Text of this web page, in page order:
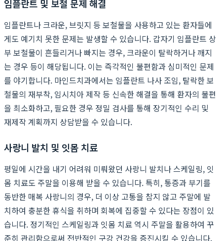
임플란트 및 보철 문제 해결
임플란트나 크라운, 브릿지 등 보철물을 사용하고 있는 환자들에
게도 예기치 못한 문제는 발생할 수 있습니다. 갑자기 임플란트 상
부 보철물이 흔들리거나 빠지는 경우, 크라운이 탈락하거나 깨지
는 경우 등이 해당됩니다. 이는 즉각적인 불편함과 심미적인 문제
를 야기합니다. 마인드치과에서는 임플란트 나사 조임, 탈락한 보
철물의 재부착, 임시치아 제작 등 신속한 해결을 통해 환자의 불편
을 최소화하고, 필요한 경우 정밀 검사를 통해 장기적인 수리 및
재제작 계획까지 상담받을 수 있습니다.
사랑니 발치 및 잇몸 치료
평일에 시간을 내기 어려워 미뤄왔던 사랑니 발치나 스케일링, 잇
몸 치료도 주말을 이용해 받을 수 있습니다. 특히, 통증과 부기를
동반한 매복 사랑니의 경우, 더 이상 고통을 참지 않고 주말에 발
치하여 충분한 휴식을 취하며 회복에 집중할 수 있다는 장점이 있
습니다. 정기적인 스케일링과 잇몸 치료 역시 주말을 활용하여 꾸
준히 관리함으로써 전반적인 구강 건강을 증진시킬 수 있습니다.